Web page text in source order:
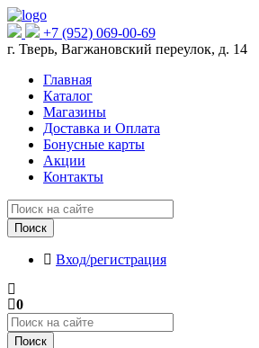
+7 (952) 069-00-69
г. Тверь, Вагжановский переулок, д. 14
Главная
Каталог
Магазины
Доставка и Оплата
Бонусные карты
Акции
Контакты
Поиск
Вход/регистрация
0
Поиск